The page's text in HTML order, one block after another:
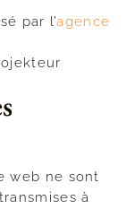
par l’agence
web ne sont
à